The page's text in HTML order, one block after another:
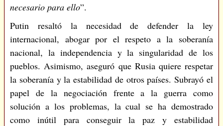
necesario para ello”.
Putin resaltó la necesidad de defender la ley
internacional, abogar por el respeto a la soberanía
nacional, la independencia y la singularidad de los
pueblos. Asimismo, aseguró que Rusia quiere respetar
la soberanía y la estabilidad de otros países. Subrayó el
papel de la negociación frente a la guerra como
solución a los problemas, la cual se ha demostrado
como inútil para conseguir la paz y estabilidad